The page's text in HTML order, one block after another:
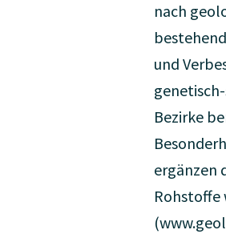
nach
und
Bezirke
ergänzen
Rohstoffe